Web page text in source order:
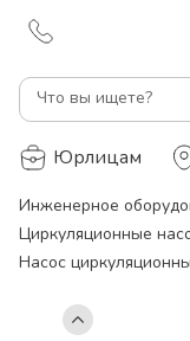
Что вы ищете?
Юрлицам
Инженерное
Циркуляционные
Насос